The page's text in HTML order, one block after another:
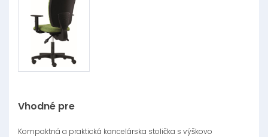
Vhodné pre
Kompaktná a praktická kancelárska stolička s výškovo